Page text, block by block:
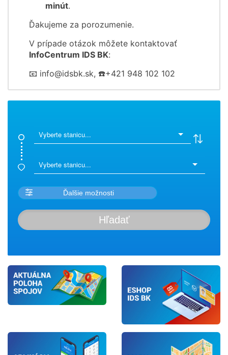
minút.
Ďakujeme za porozumenie.
V prípade otázok môžete kontaktovať
InfoCentrum IDS BK:
📧 info@idsbk.sk, ☎️+421 948 102 102